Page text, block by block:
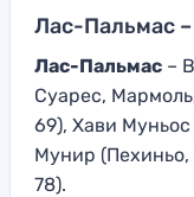
Лас-Пальмас
Лас-Пальмас –
Суарес,
69), Хави
Мунир
78).